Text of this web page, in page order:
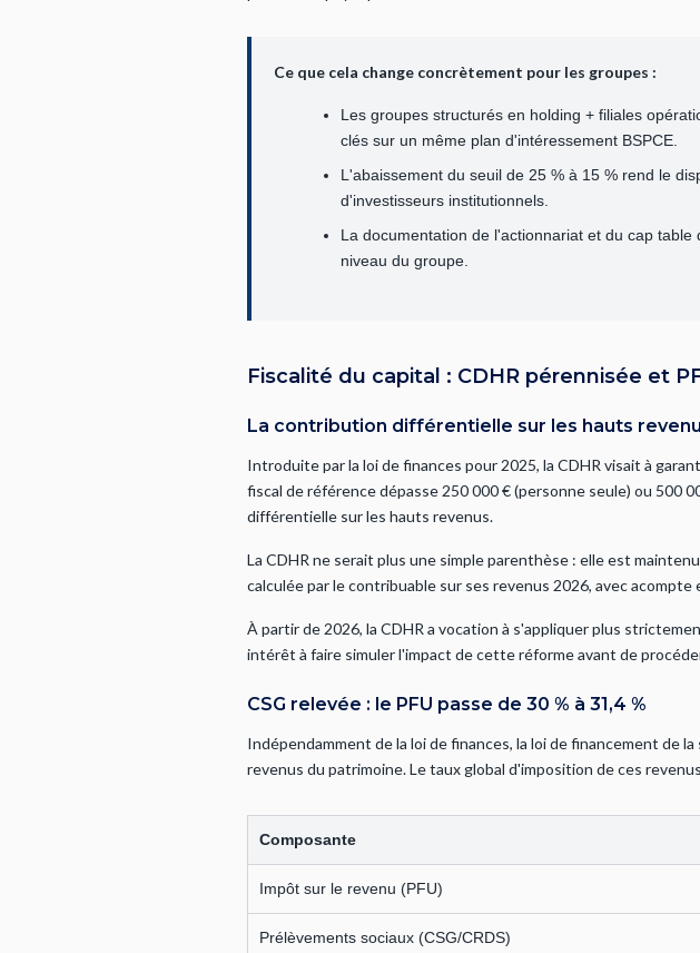
Ce que cela change concrètement pour les groupes :
Les groupes structurés en holding + filiales
clés sur un même plan d'intéressement BSPCE.
L'abaissement du seuil de 25 % à 15 % rend le
d'investisseurs institutionnels.
La documentation de l'actionnariat et du cap
niveau du groupe.
Fiscalité du capital : CDHR pérennisée et
La contribution différentielle sur les hauts
Introduite par la loi de finances pour 2025, la CDHR visait à
fiscal de référence dépasse 250 000 € (personne seule) ou 500
différentielle sur les hauts revenus.
La CDHR ne serait plus une simple parenthèse : elle est
calculée par le contribuable sur ses revenus 2026, avec acompte
À partir de 2026, la CDHR a vocation à s'appliquer plus
intérêt à faire simuler l'impact de cette réforme avant de
CSG relevée : le PFU passe de 30 % à 31,4 %
Indépendamment de la loi de finances, la loi de financement de
revenus du patrimoine. Le taux global d'imposition de ces
Composante
Impôt sur le revenu (PFU)
Prélèvements sociaux (CSG/CRDS)